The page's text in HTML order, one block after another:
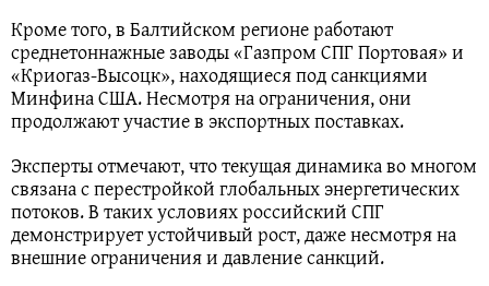
Кроме того, в Балтийском регионе работают
среднетоннажные заводы «Газпром СПГ Портовая» и
«Криогаз-Высоцк», находящиеся под санкциями
Минфина США. Несмотря на ограничения, они
продолжают участие в экспортных поставках.
Эксперты отмечают, что текущая динамика во многом
связана с перестройкой глобальных энергетических
потоков. В таких условиях российский СПГ
демонстрирует устойчивый рост, даже несмотря на
внешние ограничения и давление санкций.